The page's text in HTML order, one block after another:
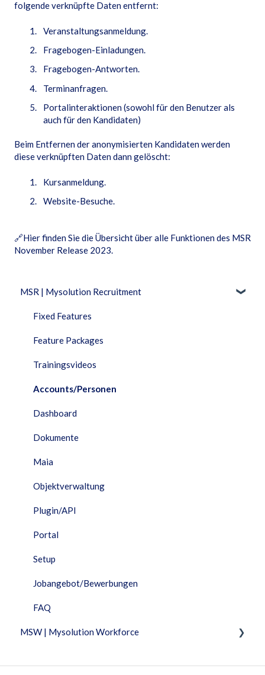
folgende verknüpfte Daten entfernt:
Veranstaltungsanmeldung.
Fragebogen-Einladungen.
Fragebogen-Antworten.
Terminanfragen.
Portalinteraktionen (sowohl für den Benutzer als
auch für den Kandidaten)
Beim Entfernen der anonymisierten Kandidaten werden
diese verknüpften Daten dann gelöscht:
Kursanmeldung.
Website-Besuche.
🔗Hier finden Sie die Übersicht über alle Funktionen des MSR
November Release 2023.
MSR | Mysolution Recruitment
Fixed Features
Feature Packages
Trainingsvideos
Accounts/Personen
Dashboard
Dokumente
Maia
Objektverwaltung
Plugin/API
Portal
Setup
Jobangebot/Bewerbungen
FAQ
MSW | Mysolution Workforce